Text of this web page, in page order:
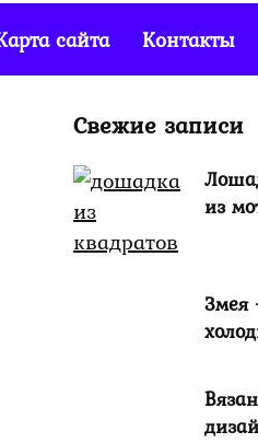
сайта Контакты
Свежие записи
из
Змея